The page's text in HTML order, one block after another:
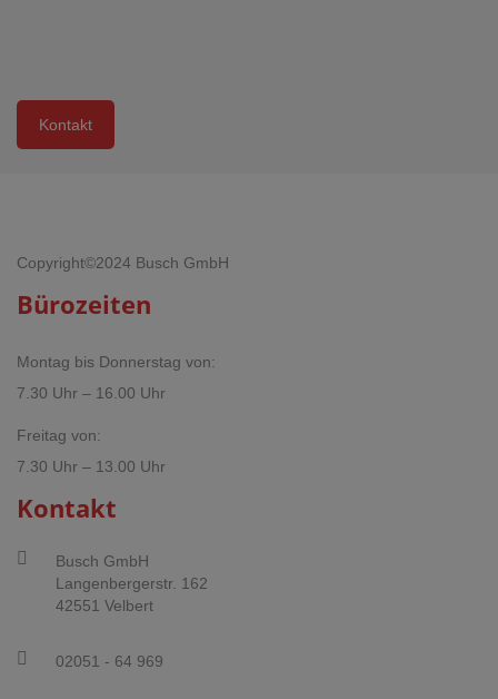
Kontakt
Copyright©2024 Busch GmbH
Bürozeiten
Montag bis Donnerstag von:
7.30 Uhr – 16.00 Uhr
Freitag von:
7.30 Uhr – 13.00 Uhr
Kontakt
Busch GmbH
Langenbergerstr. 162
42551 Velbert
02051 - 64 969